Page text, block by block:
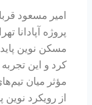
امیر مسعود
پروژه آپادانا
مسکن نوین
کرد و این
مؤثر میان
از رویکرد نوین